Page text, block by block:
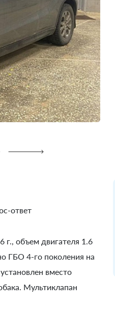
ответ
г., объем двигателя 1.6
ГБО 4-го поколения на
вместо
Мультиклапан